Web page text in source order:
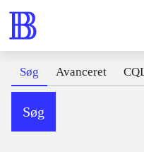
Søg Avanceret
Søg